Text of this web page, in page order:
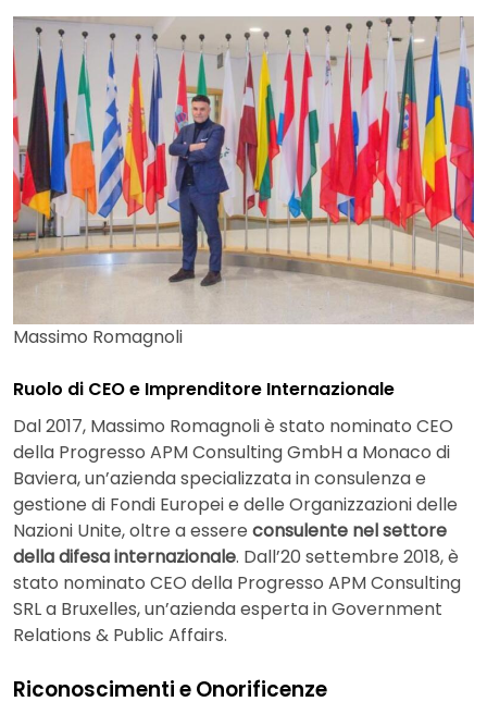
Massimo Romagnoli
Ruolo di CEO e Imprenditore Internazionale
Dal 2017, Massimo Romagnoli è stato nominato CEO
della Progresso APM Consulting GmbH a Monaco di
Baviera, un’azienda specializzata in consulenza e
gestione di Fondi Europei e delle Organizzazioni delle
Nazioni Unite, oltre a essere consulente nel settore
della difesa internazionale. Dall’20 settembre 2018, è
stato nominato CEO della Progresso APM Consulting
SRL a Bruxelles, un’azienda esperta in Government
Relations & Public Affairs.
Riconoscimenti e Onorificenze